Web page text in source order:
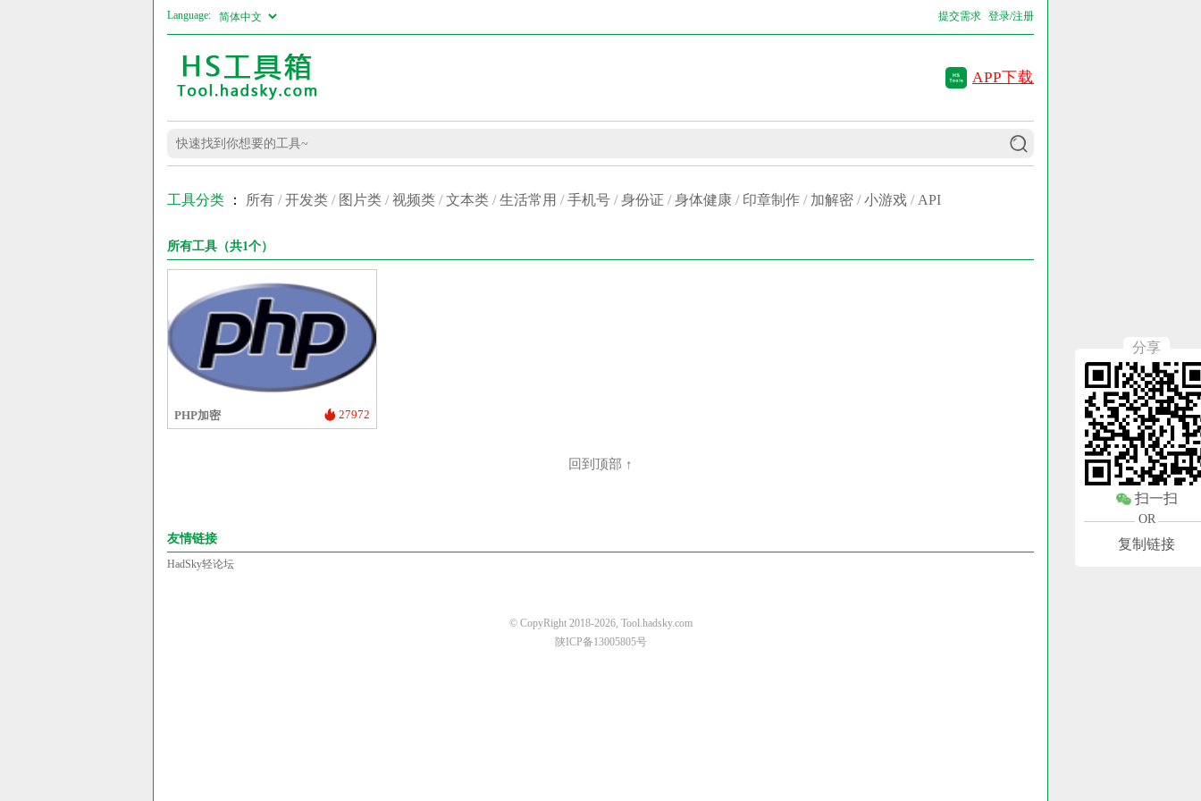
Language: 提交需求 登录/注册
APP下载
工具分类 ： 所有 / 开发类 / 图片类 / 视频类 / 文本类 / 生活常用 / 手机号 / 身份证 / 身体健康 / 印章制作 / 加解密 / 小游戏 / API
所有工具（共1个）
PHP加密 27972
回到顶部 ↑
友情链接
HadSky轻论坛
© CopyRight 2018-2026, Tool.hadsky.com
陕ICP备13005805号
分享
扫一扫
OR
复制链接